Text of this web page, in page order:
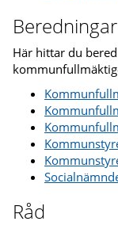
Här hittar du
Råd